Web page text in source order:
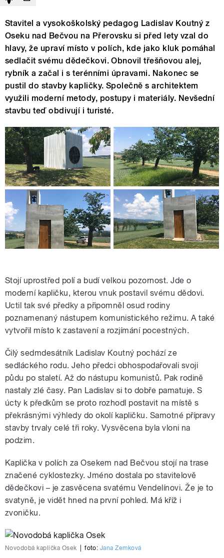
Stavitel a vysokoškolský pedagog Ladislav Koutný z
Oseku nad Bečvou na Přerovsku si před lety vzal do
hlavy, že upraví místo v polích, kde jako kluk pomáhal
sedlačit svému dědečkovi. Obnovil třešňovou alej,
rybník a začal i s terénními úpravami. Nakonec se
pustil do stavby kapličky. Společně s architektem
využili moderní metody, postupy i materiály. Nevšední
stavbu teď obdivují i turisté.
Stojí uprostřed polí a budí velkou pozornost. Jde o
moderní kapličku, kterou vnuk postavil svému dědovi.
Uctil tak své předky a připomněl osud rodiny
poznamenaný nástupem komunistického režimu. A také
vytvořil místo k zastavení a rozjímání pocestných.
Čilý sedmdesátník Ladislav Koutný pochází ze
sedláckého rodu. Jeho předci obhospodařovali svoji
půdu po staletí. Až do nástupu komunistů. Pak rodině
nastaly zlé časy. Pan Ladislav si to dobře pamatuje. S
úcty k předkům se proto rozhodl postavit na místě s
překrásnými výhledy do okolí kapličku. Samotné přípravy
stavby trvaly celé tři roky. Vysvěcena byla vloni na
podzim.
Kaplička v polích za Osekem nad Bečvou stojí na trase
značené cyklostezky. Jméno dostala po stavitelově
dědečkovi – je zasvěcena svatému Vendelínovi. Že je to
svatyně, je vidět hned na první pohled. Má kříž i
zvoničku.
Novodobá kaplička Osek foto: Jana Zemková